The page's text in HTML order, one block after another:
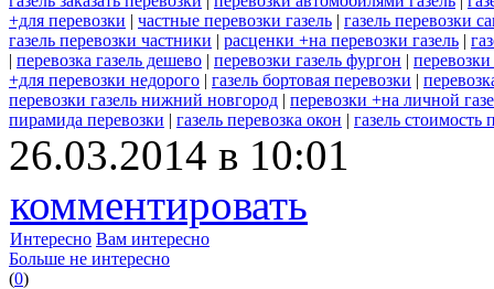
+для перевозки | частные перевозки газель | газель перевозки
газель перевозки частники | расценки +на перевозки газель |
| перевозка газель дешево | перевозки газель фургон |
+для перевозки недорого | газель бортовая перевозки |
перевозки газель нижний новгород | перевозки +на личной
пирамида перевозки | газель перевозка окон | газель стоимость
26.03.2014 в 10:01
комментировать
Интересно Вам интересно
Больше не интересно
(0)